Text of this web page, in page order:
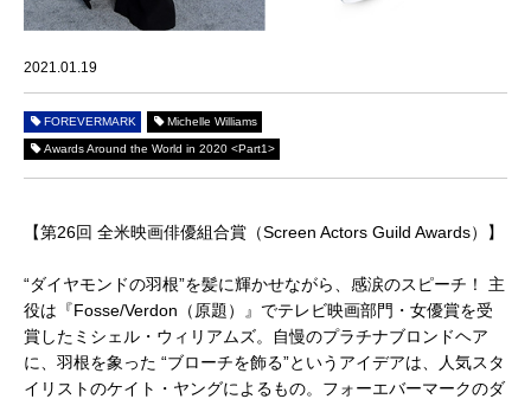
2021.01.19
FOREVERMARK Michelle Williams
Awards Around the World in 2020 <Part1>
【第26回 全米映画俳優組合賞（Screen Actors Guild Awards）】
“ダイヤモンドの羽根”を髪に輝かせながら、感涙のスピーチ！ 主
役は『Fosse/Verdon（原題）』でテレビ映画部門・女優賞を受
賞したミシェル・ウィリアムズ。自慢のプラチナブロンドヘア
に、羽根を象った “ブローチを飾る”というアイデアは、人気スタ
イリストのケイト・ヤングによるもの。フォーエバーマークのダ